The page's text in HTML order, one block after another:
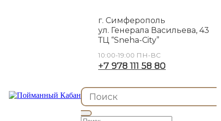
г. Симферополь
ул. Генерала Васильева, 43
ТЦ “Sneha-City”
10:00-19:00 ПН-ВС
+7 978 111 58 80